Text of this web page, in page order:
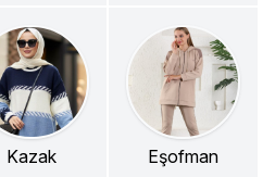
Kazak Eşofman